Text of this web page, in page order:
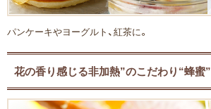
パンケーキやヨーグルト、紅茶に。
花の香り感じる非加熱”のこだわり“蜂蜜”